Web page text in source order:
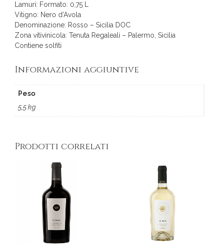
Lamuri: Formato: 0,75 L
Vitigno: Nero d’Avola
Denominazione: Rosso – Sicilia DOC
Zona vitivinicola: Tenuta Regaleali – Palermo, Sicilia
Contiene solfiti
Informazioni aggiuntive
Peso
5,5 kg
Prodotti correlati